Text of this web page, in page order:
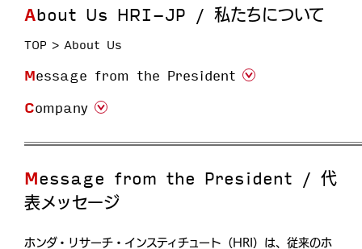
About Us HRI-JP / 私たちについて
TOP About Us
Message from the President
Company
Message from the President / 代
表メッセージ
ホンダ・リサーチ・インスティチュート（HRI）は、従来のホ